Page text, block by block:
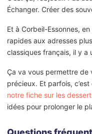
Échanger. Créer des
Et à Corbeil-Essonnes,
rapides aux adresses
classiques français, il y a
Ça va vous permettre de
précieux. Et parfois,
notre fiche sur les
idées pour prolonger le